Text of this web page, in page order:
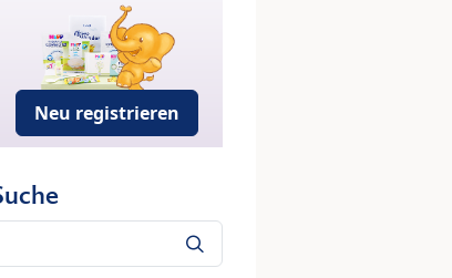
Neu registrieren